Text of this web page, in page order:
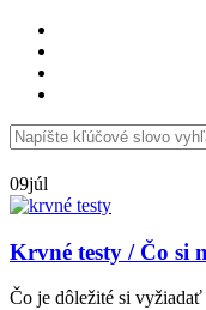
Search
for:
09júl
Krvné testy / Čo si
Čo je dôležité si